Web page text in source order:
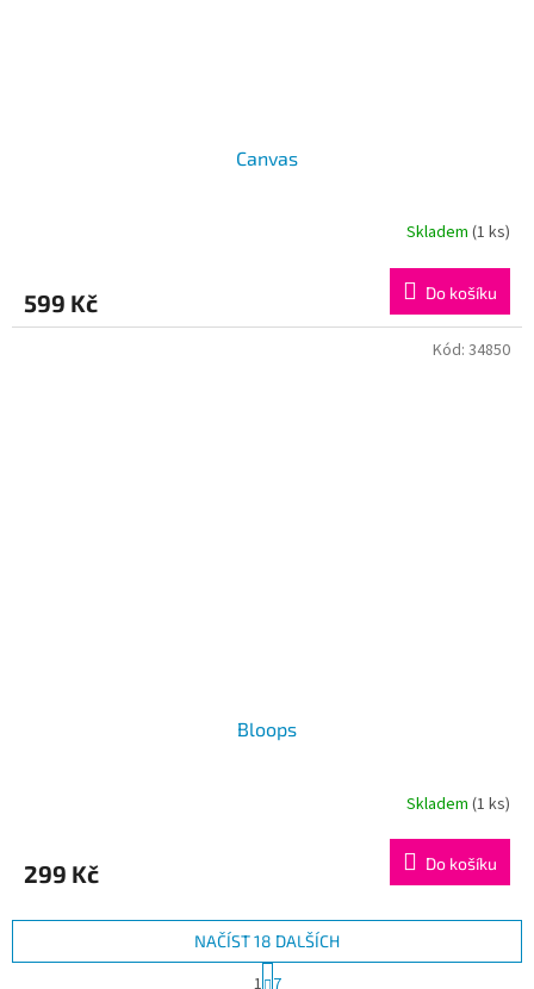
Canvas
Skladem (1 ks)
599 Kč Do košíku
Bloops
Skladem (1 ks)
299 Kč Do košíku
Kód: 34850
NAČÍST 18 DALŠÍCH
1 7